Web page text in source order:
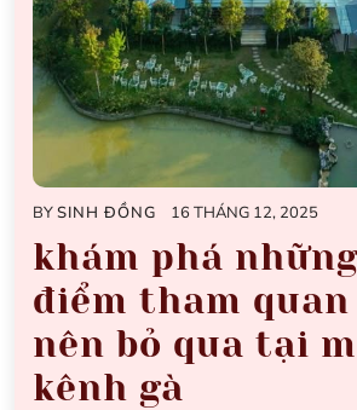
BYSINH ĐỒNG 16 THÁNG 12, 2025
khám phá
điểm tham
nên bỏ qua tại
kênh gà